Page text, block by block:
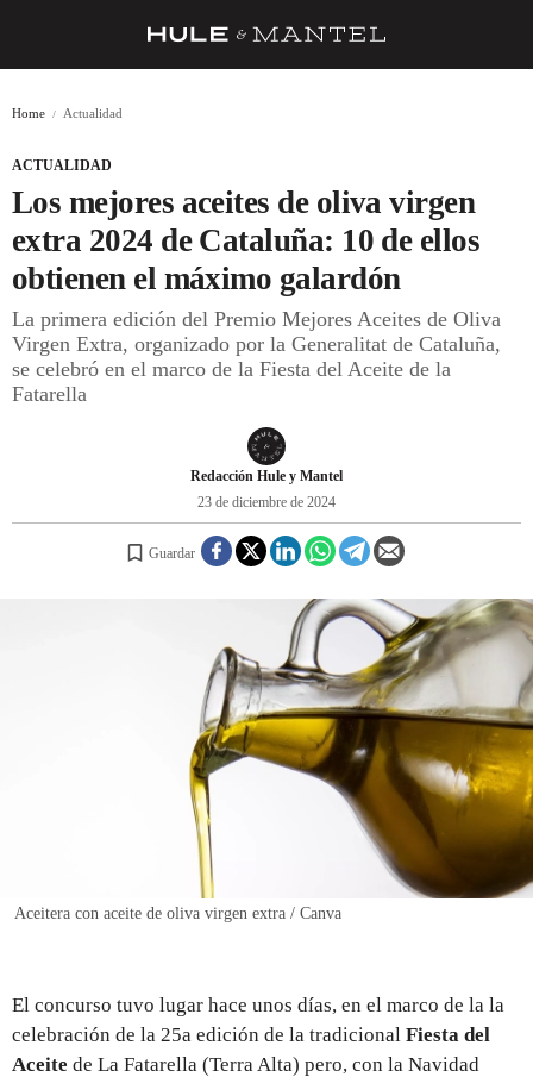
BARRAS Y ESTRELLAS
DÓNDE COMER
ÍDOLOS DE MESAS
CUADERNO DE VIAJE
REGISTRO
INICIAR SESIÓN
Home Actualidad
ACTUALIDAD
Los mejores aceites de oliva virgen
extra 2024 de Cataluña: 10 de ellos
obtienen el máximo galardón
La primera edición del Premio Mejores Aceites de Oliva
Virgen Extra, organizado por la Generalitat de Cataluña,
se celebró en el marco de la Fiesta del Aceite de la
Fatarella
Redacción Hule y Mantel
23 de diciembre de 2024
Guardar
Aceitera con aceite de oliva virgen extra / Canva
El concurso tuvo lugar hace unos días, en el marco de la la
celebración de la 25a edición de la tradicional Fiesta del
Aceite de La Fatarella (Terra Alta) pero, con la Navidad